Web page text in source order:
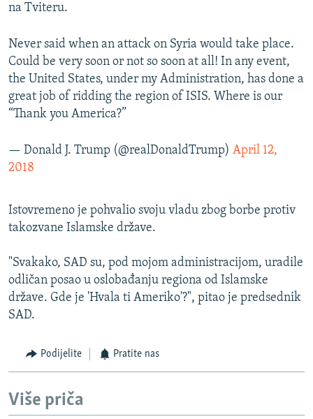
NASTANAK I RASPAD JUGOSLAVIJE
na Tviteru.
Never said when an attack on Syria would take place.
Could be very soon or not so soon at all! In any event,
the United States, under my Administration, has done a
great job of ridding the region of ISIS. Where is our
“Thank you America?”
— Donald J. Trump (@realDonaldTrump) April 12,
2018
Istovremeno je pohvalio svoju vladu zbog borbe protiv
takozvane Islamske države.
"Svakako, SAD su, pod mojom administracijom, uradile
odličan posao u oslobađanju regiona od Islamske
države. Gde je 'Hvala ti Ameriko'?", pitao je predsednik
SAD.
Podijelite Pratite nas
Više priča